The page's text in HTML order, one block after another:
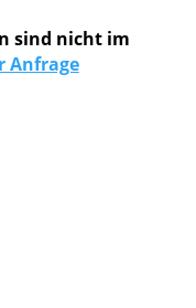
sind nicht im
Anfrage